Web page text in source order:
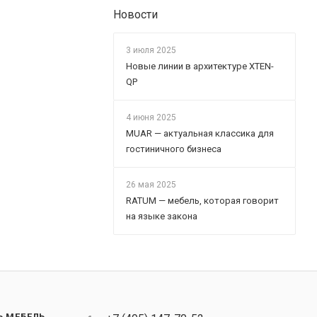
Новости
3 июля 2025
Новые линии в архитектуре XTEN-
QP
4 июня 2025
MUAR — актуальная классика для
гостиничного бизнеса
26 мая 2025
RATUM — мебель, которая говорит
на языке закона